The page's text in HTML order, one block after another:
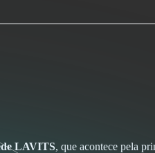
LAVITS, que acontece pela